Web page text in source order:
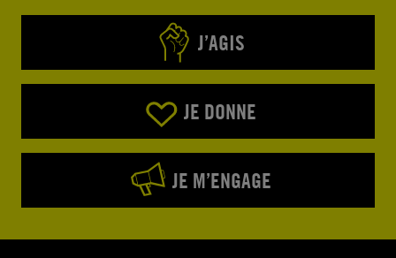
J’AGIS
JE DONNE
JE M’ENGAGE